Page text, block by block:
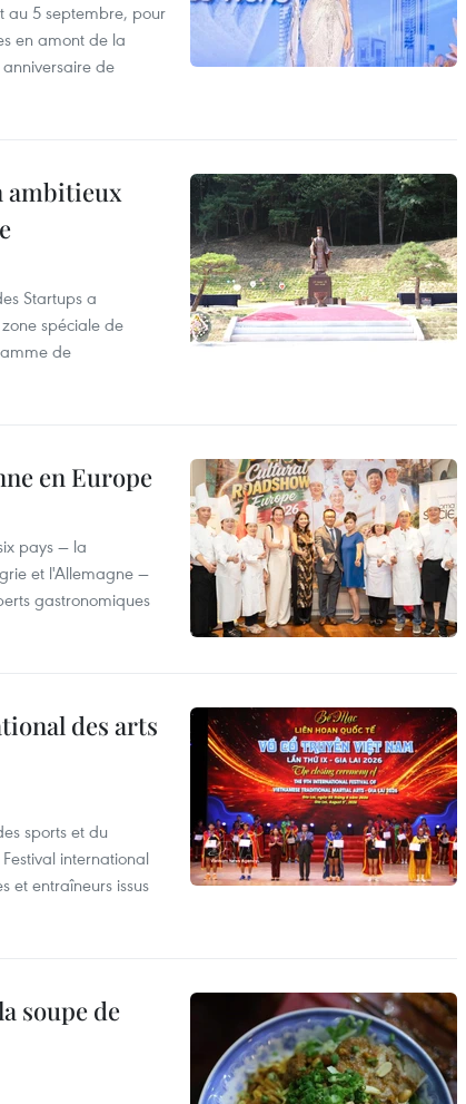
au 5 septembre, pour
en amont de la
de
ambitieux
Startups a
spéciale de
de
en Europe
pays — la
et l'Allemagne —
gastronomiques
des arts
sports et du
international
et entraîneurs issus
soupe de